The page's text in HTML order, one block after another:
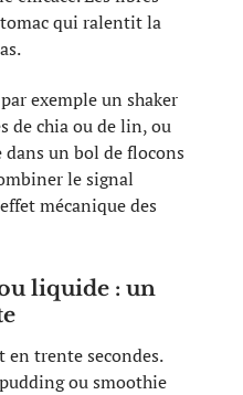
qui ralentit la
exemple un shaker
de chia ou de lin, ou
un bol de flocons
le signal
mécanique des
liquide : un
en trente secondes.
ou smoothie